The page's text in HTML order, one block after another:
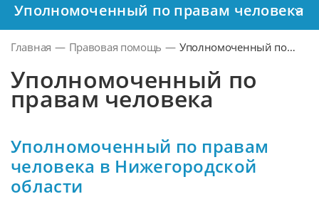
Уполномоченный по правам человека
Главная — Правовая помощь — Уполномоченный по
Уполномоченный по
правам человека
Уполномоченный по правам
человека в Нижегородской
области